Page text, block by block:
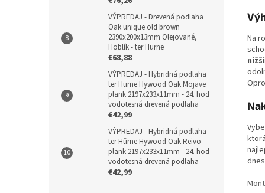
VÝPREDAJ - Drevená podlaha
Oak unique old brown
2390x200x13mm Olejované,
Hoblík - ter Hürne
€68,88
VÝPREDAJ - Hybridná podlaha
ter Hürne Hywood Oak Mojave
plank 2197x233x11mm - 24. hod
vodotesná drevená podlaha
€42,99
VÝPREDAJ - Hybridná podlaha
ter Hürne Hywood Oak Reivo
plank 2197x233x11mm - 24. hod
vodotesná drevená podlaha
€42,99
Na